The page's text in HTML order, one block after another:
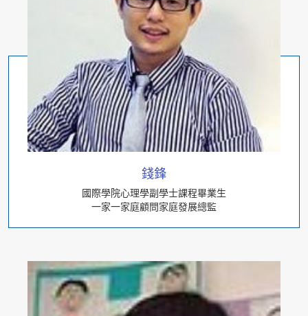
錢鋒
國際學院心理學副學士課程畢業生
一家一家庭顧問家庭發展總監